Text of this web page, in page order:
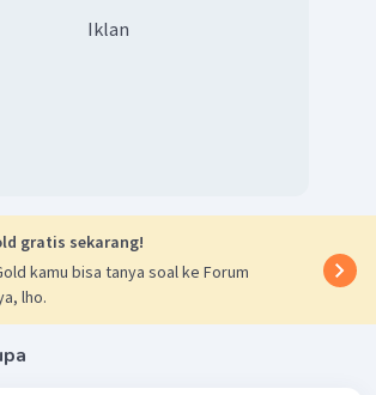
Iklan
gratis sekarang!
kamu bisa tanya soal ke Forum
lho.